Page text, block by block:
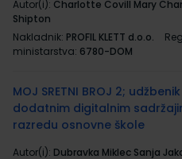
Autor(i): Charlotte Covill Mary
Shipton
Nakladnik: PROFIL KLETT d.o.o.
ministarstva: 6780-DOM
MOJ SRETNI BROJ 2;
dodatnim digitalnim
razredu osnovne škole
Autor(i): Dubravka Miklec Sanja